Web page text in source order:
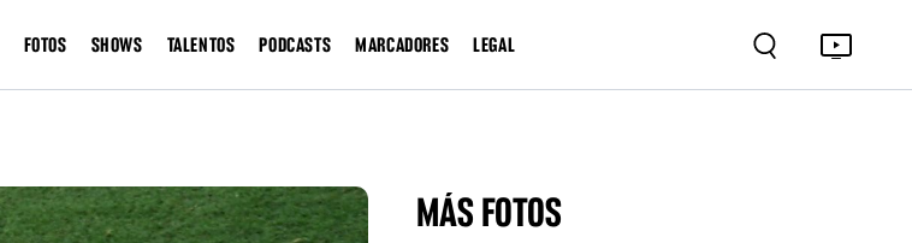
FOTOS SHOWS TALENTOS PODCASTS MARCADORES LEGAL
MÁS FOTOS